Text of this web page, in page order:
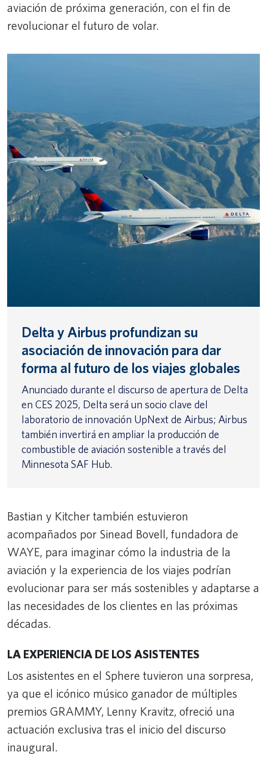
aviación de próxima generación, con el fin de
revolucionar el futuro de volar.
Delta y Airbus profundizan su
asociación de innovación para dar
forma al futuro de los viajes globales
Anunciado durante el discurso de apertura de Delta
en CES 2025, Delta será un socio clave del
laboratorio de innovación UpNext de Airbus; Airbus
también invertirá en ampliar la producción de
combustible de aviación sostenible a través del
Minnesota SAF Hub.
Bastian y Kitcher también estuvieron
acompañados por Sinead Bovell, fundadora de
WAYE, para imaginar cómo la industria de la
aviación y la experiencia de los viajes podrían
evolucionar para ser más sostenibles y adaptarse a
las necesidades de los clientes en las próximas
décadas.
LA EXPERIENCIA DE LOS ASISTENTES
Los asistentes en el Sphere tuvieron una sorpresa,
ya que el icónico músico ganador de múltiples
premios GRAMMY, Lenny Kravitz, ofreció una
actuación exclusiva tras el inicio del discurso
inaugural.